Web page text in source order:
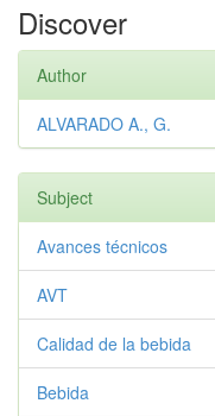
Discover
Author
ALVARADO A., G.
Subject
Avances técnicos
AVT
Calidad de la bebida
Bebida